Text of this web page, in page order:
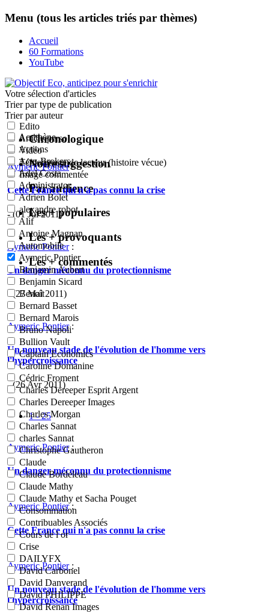
Menu (tous les articles triés par thèmes)
Accueil
60 Formations
YouTube
Votre sélection d'articles
Trier par type de publication
Edito
Article perso
Vidéo
Témoignage de lecteur (histoire vécue)
Image commentée
Trier par auteur
Acrithène
Actions
Actu-Brokers
Adel Costa
Administrator
Adrien Bolet
alexandre robot
Alif
Antoine Magnan
Automobile
Aymeric Pontier
Benjamin Aubert
Benjamin Sicard
Benoît
Bernard Basset
Bernard Marois
Bruno Napoli
Bullion Vault
Captain Economics
Caroline Domanine
Cédric Froment
Charles Dereeper Esprit Argent
Charles Dereeper Images
Charles Morgan
Charles Sannat
charles Sannat
Christophe Gautheron
Claude
Claude Bordeleau
Claude Mathy
Claude Mathy et Sacha Pouget
Consommation
Contribuables Associés
Cours de l or
Crise
DAILYFX
David Carbonel
David Danverand
David PHILIPPE
David Renan Images
Chronologique
Notre suggestion
Par audience
Les + populaires
Les + provoquants
Les + commentés
Aymeric Pontier:
Cette France qui n'a pas connu la crise
- (01 Jui 2011)
Aymeric Pontier:
Un danger méconnu du protectionnisme
- (27 Mai 2011)
Aymeric Pontier:
Un nouveau stade de l'évolution de l'homme vers
l'hypercroissance
- (26 Avr 2011)
1 - 25
Aymeric Pontier:
Un danger méconnu du protectionnisme
Aymeric Pontier:
Cette France qui n'a pas connu la crise
Aymeric Pontier:
Un nouveau stade de l'évolution de l'homme vers
l'hypercroissance